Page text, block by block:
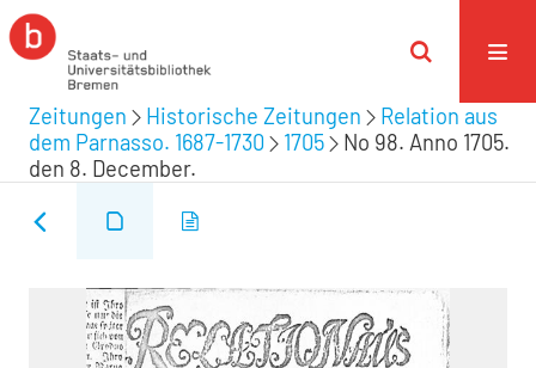
Zeitungen Historische Zeitungen
Relation aus
dem Parnasso. 1687-1730
1705
No 98. Anno 1705.
den 8. December.